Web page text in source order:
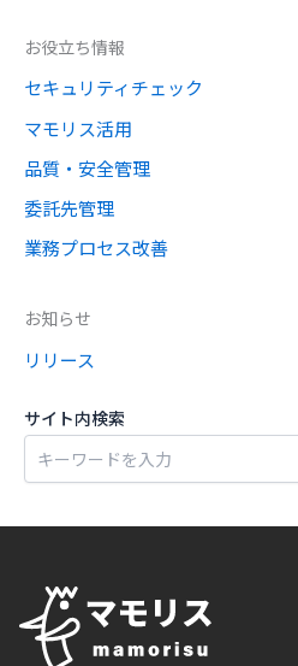
n
o
お役立ち情報
セキュリティチェック
マモリス活用
品質・安全管理
委託先管理
業務プロセス改善
お知らせ
リリース
サイト内検索